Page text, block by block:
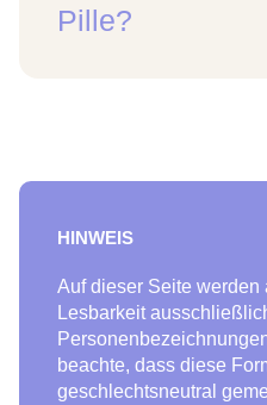
Pille?
HINWEIS
Auf dieser Seite werden
Lesbarkeit
beachte, dass diese
geschlechtsneutral